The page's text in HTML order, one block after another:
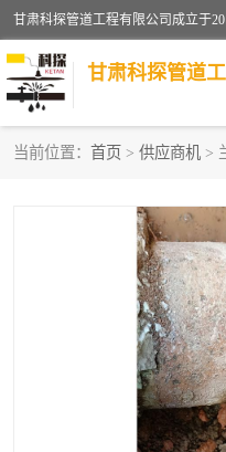
甘肃科探管道
当前位置： 首页 > 供应商机 >
漏水检查维修
供热管道漏水
自来水管漏水
高压车疏通清淤